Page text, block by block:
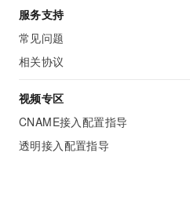
服务支持
常见问题
相关协议
视频专区
CNAME接入配置指导
透明接入配置指导